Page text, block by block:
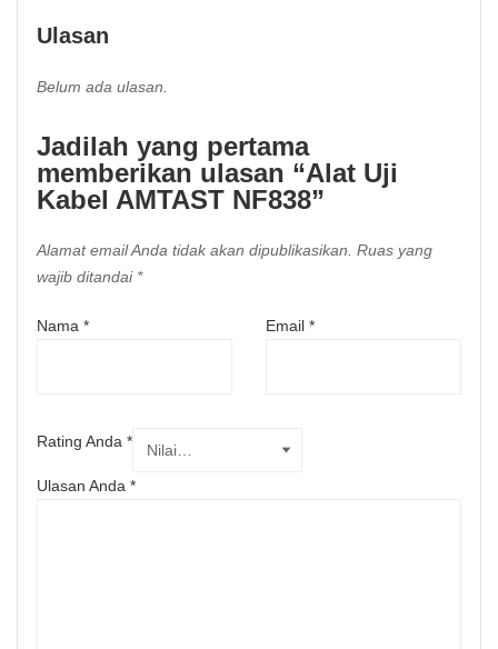
Ulasan
Belum ada ulasan.
Jadilah yang pertama
memberikan ulasan “Alat Uji
Kabel AMTAST NF838”
Alamat email Anda tidak akan dipublikasikan. Ruas yang
wajib ditandai *
Nama * Email *
Rating Anda *
Ulasan Anda *